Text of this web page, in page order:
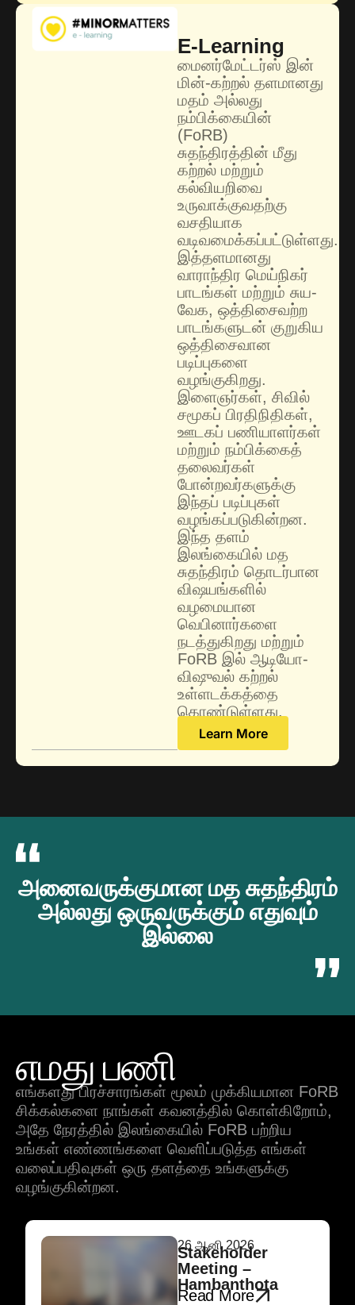
E-Learning
மைனர்மேட்டர்ஸ் இன்
மின்-கற்றல் தளமானது
மதம் அல்லது
நம்பிக்கையின்
(FoRB)
சுதந்திரத்தின் மீது
கற்றல் மற்றும்
கல்வியறிவை
உருவாக்குவதற்கு
வசதியாக
வடிவமைக்கப்பட்டுள்ளது.
இத்தளமானது
வாராந்திர மெய்நிகர்
பாடங்கள் மற்றும் சுய-
வேக, ஒத்திசைவற்ற
பாடங்களுடன் குறுகிய
ஒத்திசைவான
படிப்புகளை
வழங்குகிறது.
இளைஞர்கள், சிவில்
சமூகப் பிரதிநிதிகள்,
ஊடகப் பணியாளர்கள்
மற்றும் நம்பிக்கைத்
தலைவர்கள்
போன்றவர்களுக்கு
இந்தப் படிப்புகள்
வழங்கப்படுகின்றன.
இந்த தளம்
இலங்கையில் மத
சுதந்திரம் தொடர்பான
விஷயங்களில்
வழமையான
வெபினார்களை
நடத்துகிறது மற்றும்
FoRB இல் ஆடியோ-
விஷுவல் கற்றல்
உள்ளடக்கத்தை
கொண்டுள்ளது.
Learn More
அனைவருக்குமான மத சுதந்திரம்
அல்லது ஒருவருக்கும் எதுவும்
இல்லை
எமது பணி
எங்களது பிரச்சாரங்கள் மூலம் முக்கியமான FoRB
சிக்கல்களை நாங்கள் கவனத்தில் கொள்கிறோம்,
அதே நேரத்தில் இலங்கையில் FoRB பற்றிய
உங்கள் எண்ணங்களை வெளிப்படுத்த எங்கள்
வலைப்பதிவுகள் ஒரு தளத்தை உங்களுக்கு
வழங்குகின்றன.
26 ஆனி 2026
Stakeholder
Meeting –
Hambanthota
Read More